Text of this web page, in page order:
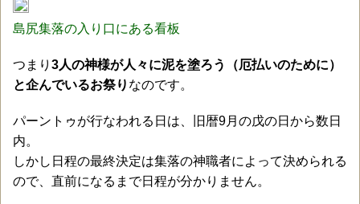
島尻集落の入り口にある看板
つまり 3人の神様が人々に泥を塗ろう（厄払いのために）
と企んでいるお祭り なのです。
パーントゥが行なわれる日は、旧暦9月の戊の日から数日
内。
しかし日程の最終決定は集落の神職者によって決められる
ので、直前になるまで日程が分かりません。